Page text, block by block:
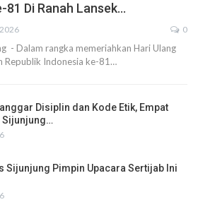
81 Di Ranah Lansek…
0
- Dalam rangka memeriahkan Hari Ulang
Republik Indonesia ke-81…
Disiplin dan Kode Etik, Empat
Sijunjung…
Sijunjung Pimpin Upacara Sertijab Ini